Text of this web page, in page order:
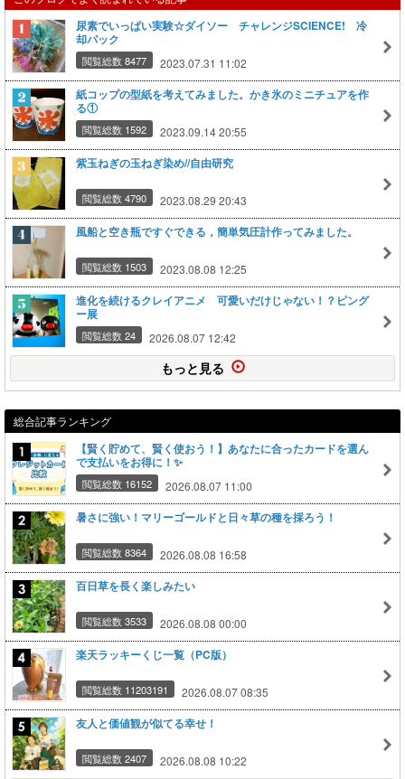
尿素でいっぱい実験☆ダイソー チャレンジSCIENCE! 冷
却パック
閲覧総数 8477 2023.07.31 11:02
紙コップの型紙を考えてみました。かき氷のミニチュアを作
る①
閲覧総数 1592 2023.09.14 20:55
紫玉ねぎの玉ねぎ染め//自由研究
閲覧総数 4790 2023.08.29 20:43
風船と空き瓶ですぐできる，簡単気圧計作ってみました。
閲覧総数 1503 2023.08.08 12:25
進化を続けるクレイアニメ 可愛いだけじゃない！？ピング
ー展
閲覧総数 24 2026.08.07 12:42
もっと見る
総合記事ランキング
【賢く貯めて、賢く使おう！】あなたに合ったカードを選ん
で支払いをお得に！✨
閲覧総数 16152 2026.08.07 11:00
暑さに強い！マリーゴールドと日々草の種を採ろう！
閲覧総数 8364 2026.08.08 16:58
百日草を長く楽しみたい
閲覧総数 3533 2026.08.08 00:00
楽天ラッキーくじ一覧（PC版）
閲覧総数 11203191 2026.08.07 08:35
友人と価値観が似てる幸せ！
閲覧総数 2407 2026.08.08 10:22